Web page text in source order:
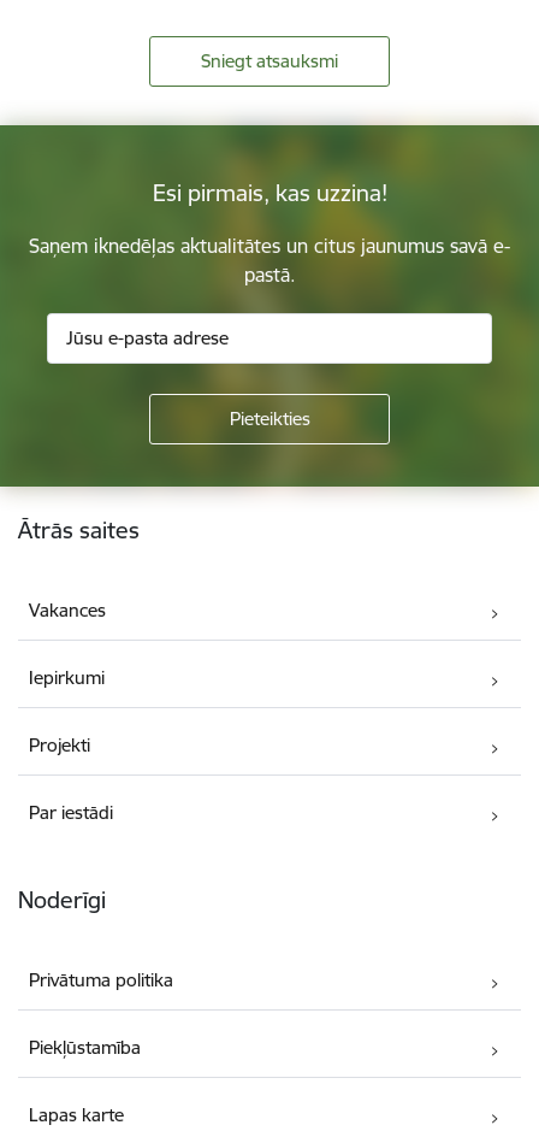
Sniegt atsauksmi
Esi pirmais, kas uzzina!
Saņem iknedēļas aktualitātes un citus jaunumus savā e-
pastā.
Kājene
Ātrās saites
Vakances
Iepirkumi
Projekti
Par iestādi
Noderīgi
Privātuma politika
Piekļūstamība
Lapas karte